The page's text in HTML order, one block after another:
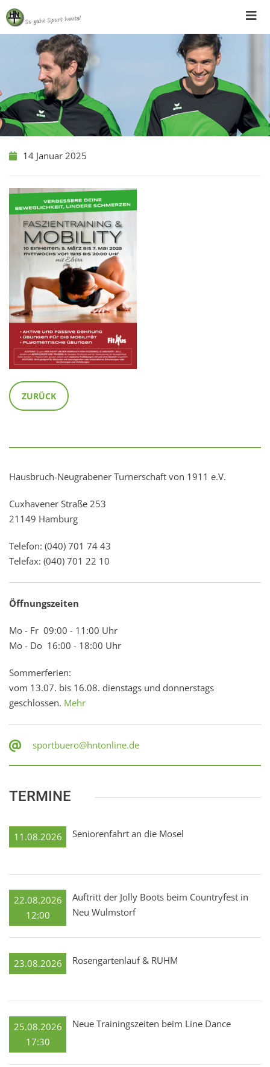
Skip
to
content
14 Januar 2025
ZURÜCK
Hausbruch-Neugrabener Turnerschaft von 1911 e.V.
Cuxhavener Straße 253
21149 Hamburg
Telefon: (040) 701 74 43
Telefax: (040) 701 22 10
Öffnungszeiten
Mo - Fr 09:00 - 11:00 Uhr
Mo - Do 16:00 - 18:00 Uhr
Sommerferien:
vom 13.07. bis 16.08. dienstags und donnerstags
geschlossen. Mehr
sportbuero@hntonline.de
TERMINE
11.08.2026 Seniorenfahrt an die Mosel
22.08.2026
12:00
Auftritt der Jolly Boots beim Countryfest in
Neu Wulmstorf
23.08.2026 Rosengartenlauf & RUHM
25.08.2026
17:30
Neue Trainingszeiten beim Line Dance